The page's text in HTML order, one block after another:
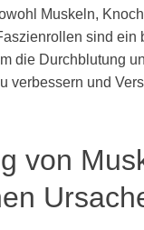
Muskeln,
sind ein
die Durchblutung
verbessern und
von